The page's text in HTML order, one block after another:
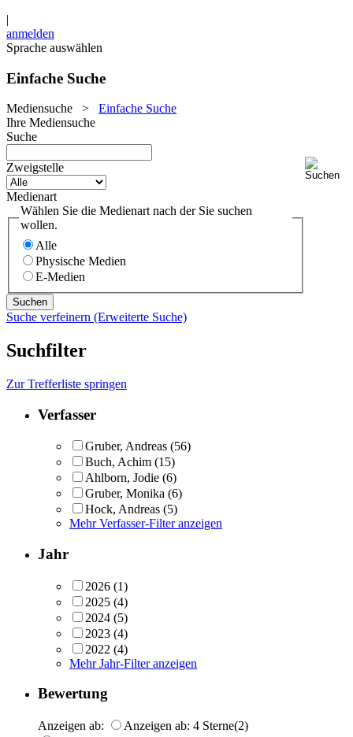
|
anmelden
Sprache auswählen
Einfache Suche
Mediensuche > Einfache Suche
Ihre Mediensuche
Suche
Zweigstelle
Medienart
Wählen Sie die Medienart nach der Sie suchen
wollen.
Alle
Physische Medien
E-Medien
Suche verfeinern (Erweiterte Suche)
Suchfilter
Zur Trefferliste springen
Verfasser
Gruber, Andreas (56)
Buch, Achim (15)
Ahlborn, Jodie (6)
Gruber, Monika (6)
Hock, Andreas (5)
Mehr Verfasser-Filter anzeigen
Jahr
2026 (1)
2025 (4)
2024 (5)
2023 (4)
2022 (4)
Mehr Jahr-Filter anzeigen
Bewertung
Anzeigen ab: Anzeigen ab: 4 Sterne(2)